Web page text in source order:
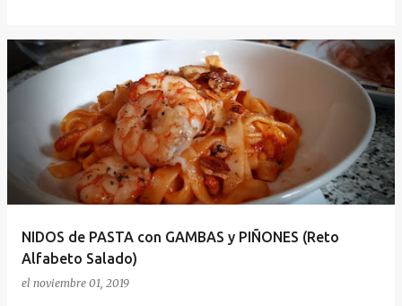
NIDOS de PASTA con GAMBAS y PIÑONES (Reto
Alfabeto Salado)
el noviembre 01, 2019